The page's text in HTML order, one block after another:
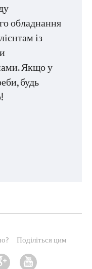
обладнання
із
Якщо у
будь
Поділіться цим